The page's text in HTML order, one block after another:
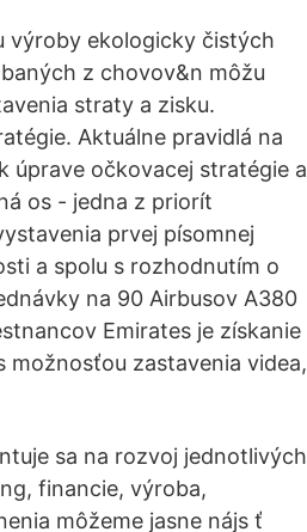
výroby ekologicky čistých
z chovov&n môžu
straty a zisku.
Aktuálne pravidlá na
úprave očkovacej stratégie a
os - jedna z priorít
prvej písomnej
a spolu s rozhodnutím o
na 90 Airbusov A380
Emirates je získanie
možnosťou zastavenia videa,
sa na rozvoj jednotlivých
financie, výroba,
môžeme jasne nájs ť